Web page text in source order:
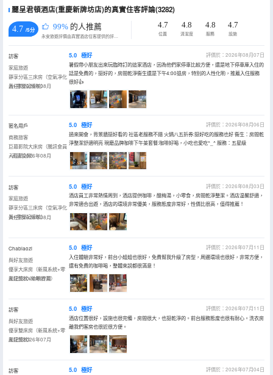
麗呈君頓酒店(重慶新牌坊店)的真實住客評論(3282)
4.7 /5分 99% 的人推薦
永安旅遊評價由真實酒店住客提供的評價。
4.7
位置
4.8
清潔度
4.8
服務
4.7
設施
訪客
家庭旅遊
靜享分區三床房（空氣凈化
器+零壓記憶枕）
入住於2026年08月
5.0 極好
評價於：2026年08月07日
暑假帶小朋友出來玩臨時訂的這家酒店，因為他們家停車比較方便，還是地下停車庫入住的
話是免費的，挺好的，房間乾淨衞生還是下午4:00退房，特別的人性化喲，推薦入住服務
很好👍
匿名用戶
商務旅客
巨幕影院大床房（騰訊會員
+高清投屏）
入住於2026年08月
5.0 極好
評價於：2026年08月06日
過來開會，背景牆挺好看的 社區老服務不錯 火鍋八五折券:挺好吃的服務也好 衞生：房間乾
淨整潔舒適明亮 現磨品牌咖啡下午茶套餐:咖啡好喝，小吃也愛吃^_^ 服務：五星級
訪客
家庭旅遊
靜享分區三床房（空氣凈化
器+零壓記憶枕）
入住於2026年08月
5.0 極好
評價於：2026年08月03日
酒店員工非常熱情周到，酒店提供咖啡，酸梅湯，小零食，房間乾淨整潔。酒店温馨舒適，
非常適合出遊，酒店的環境非常優美，服務態度非常好，性價比很高，值得推薦！
Chabiaozi
與好友旅遊
優享大床房（新風系統+零
壓記憶枕+助眠香薰）
入住於2026年07月
5.0 極好
評價於：2026年07月11日
入住體驗非常好，前台小姐姐也很好，免費幫我升級了房型，周邊環境也很好，非常方便，
還有免費的咖啡喝，整體來説都很滿意！
訪客
與好友旅遊
優享雙床房（新風系統+零
壓記憶枕）
入住於2026年07月
5.0 極好
評價於：2026年07月11日
酒店位置很好，設施也很完備，房間很大，也挺乾淨的。前台服務態度也很有耐心。洗衣房
離我們客房也很近很方便。
訪客
5.0 極好
評價於：2026年07月04日